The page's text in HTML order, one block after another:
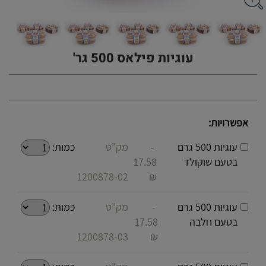
עוגיות פילאס 500 גר'
אפשרויות:
עוגיות 500 גרם
בטעם שוקולד
-
17.58
₪
מק"ט
1200878-02
כמות:
עוגיות 500 גרם
בטעם חלבה
-
17.58
₪
מק"ט
1200878-03
כמות: